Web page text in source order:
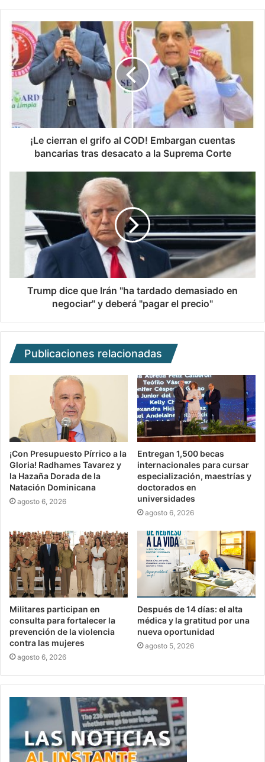
¡Le cierran el grifo al COD! Embargan cuentas
bancarias tras desacato a la Suprema Corte
Trump dice que Irán "ha tardado demasiado en
negociar" y deberá "pagar el precio"
Publicaciones relacionadas
¡Con Presupuesto Pírrico a la
Gloria! Radhames Tavarez y
la Hazaña Dorada de la
Natación Dominicana
agosto 6, 2026
Entregan 1,500 becas
internacionales para cursar
especialización, maestrías y
doctorados en
universidades
agosto 6, 2026
Militares participan en
consulta para fortalecer la
prevención de la violencia
contra las mujeres
agosto 6, 2026
Después de 14 días: el alta
médica y la gratitud por una
nueva oportunidad
agosto 5, 2026